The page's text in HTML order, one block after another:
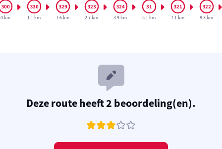
0 km 1.1 km 1.6 km 2.7 km 3.9 km 5.1 km 7.1 km 8.3 km
Deze route heeft 2 beoordeling(en).